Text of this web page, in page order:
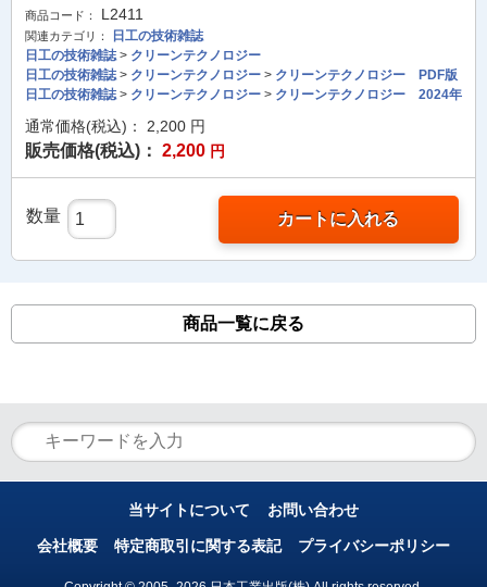
商品コード： L2411
関連カテゴリ：
日工の技術雑誌
日工の技術雑誌> クリーンテクノロジー
日工の技術雑誌> クリーンテクノロジー > クリーンテクノロジー PDF版
日工の技術雑誌> クリーンテクノロジー > クリーンテクノロジー 2024年
通常価格(税込)： 2,200 円
販売価格(税込)： 2,200 円
数量 カートに入れる
商品一覧に戻る
当サイトについて お問い合わせ
会社概要 特定商取引に関する表記 プライバシーポリシー